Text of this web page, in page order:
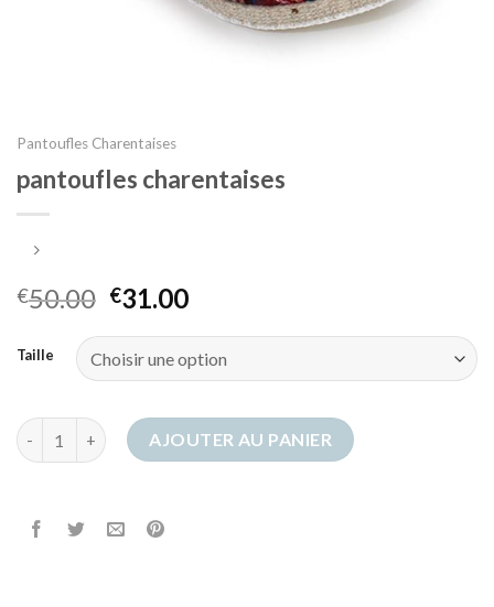
Pantoufles Charentaises
pantoufles charentaises
€50.00 €31.00
Taille
quantité de pantoufles charentaises
AJOUTER AU PANIER